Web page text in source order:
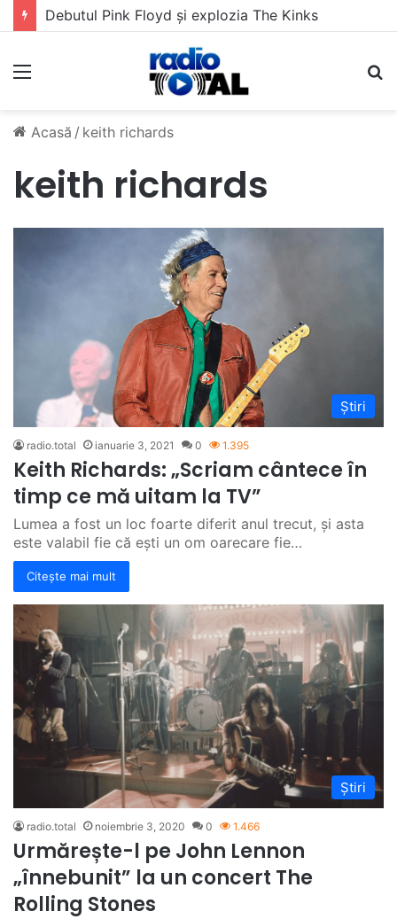
Debutul Pink Floyd și explozia The Kinks
Meniu
Acasă / keith richards
keith richards
Știri
radio.total ianuarie 3, 2021 0 1.395
Keith Richards: „Scriam cântece în
timp ce mă uitam la TV”
Lumea a fost un loc foarte diferit anul trecut, și asta
este valabil fie că ești un om oarecare fie…
Citește mai mult
Știri
radio.total noiembrie 3, 2020 0 1.466
Urmărește-l pe John Lennon
„înnebunit” la un concert The
Rolling Stones